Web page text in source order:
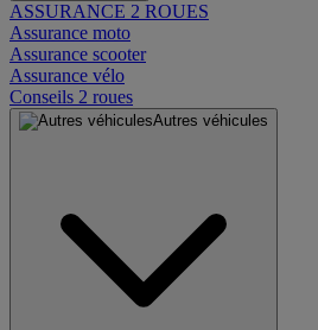
ASSURANCE 2 ROUES
Assurance moto
Assurance scooter
Assurance vélo
Conseils 2 roues
Autres véhicules